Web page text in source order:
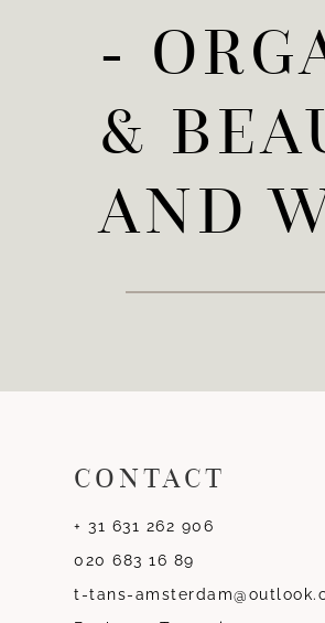
-
&
AND
CONTACT
+ 31 631 262 906
020 683 16 89
t-tans-